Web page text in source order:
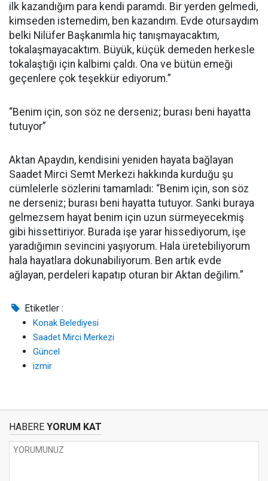
ilk kazandığım para kendi paramdı. Bir yerden gelmedi,
kimseden istemedim, ben kazandım. Evde otursaydım
belki Nilüfer Başkanımla hiç tanışmayacaktım,
tokalaşmayacaktım. Büyük, küçük demeden herkesle
tokalaştığı için kalbimi çaldı. Ona ve bütün emeği
geçenlere çok teşekkür ediyorum.”
“Benim için, son söz ne derseniz; burası beni hayatta
tutuyor”
Aktan Apaydın, kendisini yeniden hayata bağlayan
Saadet Mirci Semt Merkezi hakkında kurduğu şu
cümlelerle sözlerini tamamladı: “Benim için, son söz
ne derseniz; burası beni hayatta tutuyor. Sanki buraya
gelmezsem hayat benim için uzun sürmeyecekmiş
gibi hissettiriyor. Burada işe yarar hissediyorum, işe
yaradığımın sevincini yaşıyorum. Hala üretebiliyorum
hala hayatlara dokunabiliyorum. Ben artık evde
ağlayan, perdeleri kapatıp oturan bir Aktan değilim.”
Etiketler :
Konak Belediyesi
Saadet Mirci Merkezi
Güncel
izmir
HABERE YORUM KAT